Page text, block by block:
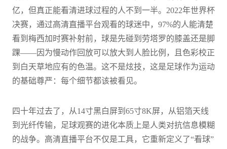
亿，但真正能看清进球过程的人不到一半。2022年世界杯
决赛，通过高清直播平台观看的球迷中，97%的人能清楚
看到梅西加时赛补射前，球是先碰到劳塔罗的膝盖还是脚
踝——因为慢动作回放可以放大到人脸比例，且色彩校正
到白天草地应有的色温。这不是炫技，这是足球作为运动
的基础尊严：每个细节都该被看见。
四十年过去了，从14寸黑白屏到65寸8K屏，从铝箔天线
到光纤传输，足球观赛的进化本质上是人类对抗信息模糊
的战争。高清直播平台不仅是工具，它重新定义了“看球”